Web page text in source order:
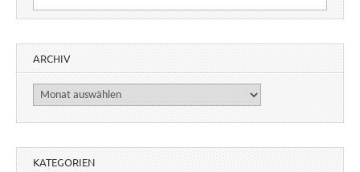
ARCHIV
Archiv
KATEGORIEN